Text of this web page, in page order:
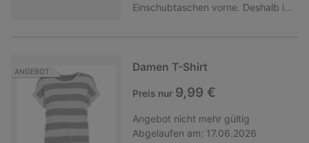
Einschubtaschen vorne. Deshalb ist
Material und verfolgt diesen von
Hinweis: Beim Kauf der
günstigste Artikel auf die
aktionsberechtigten Artikel
ANGEBOT Damen T-Shirt
Preis nur 9,99 €
Angebot nicht mehr gültig
Abgelaufen am: 17.06.2026